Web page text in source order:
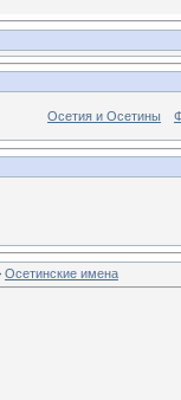
Осетия и Осетины
Осетинские имена